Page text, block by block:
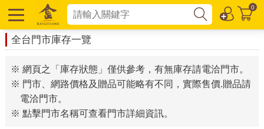
0
全台門市庫存一覽
※ 網頁之「庫存狀態」僅供參考，有無庫存請電洽門市。
※ 門市、網路價格及贈品可能略有不同，實際售價.贈品請
電洽門市。
※ 點擊門市名稱可查看門市詳細資訊。